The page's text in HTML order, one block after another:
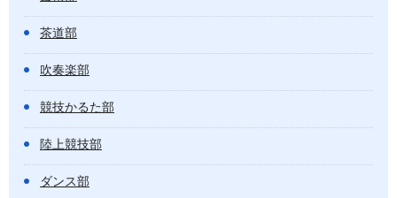
茶道部
吹奏楽部
競技かるた部
陸上競技部
ダンス部